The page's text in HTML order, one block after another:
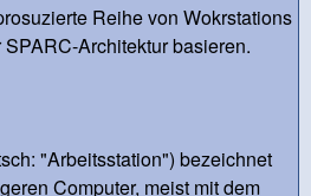
Reihe von Wokrstations
Architektur basieren.
"Arbeitsstation") bezeichnet
Computer, meist mit dem